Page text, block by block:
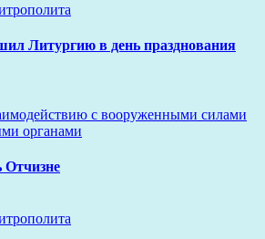
Литургию в день празднования
с вооруженными силами
органами
Отчизне